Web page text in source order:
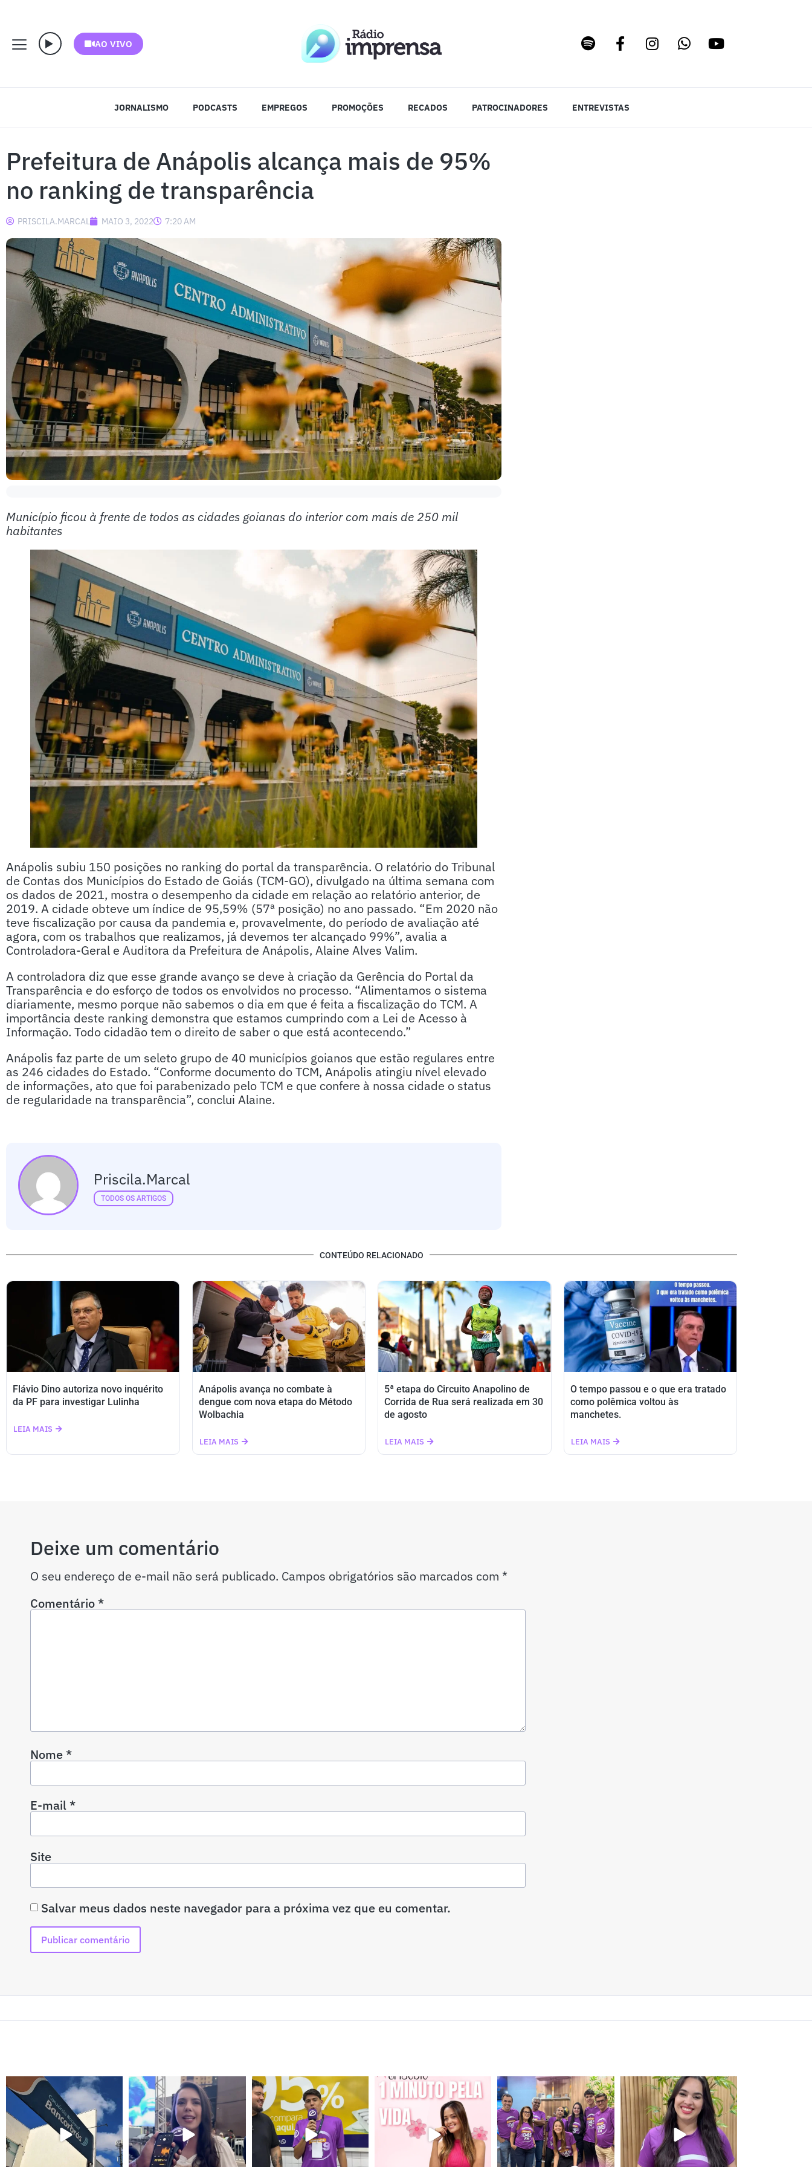
AO VIVO
JORNALISMO PODCASTS EMPREGOS PROMOÇÕES RECADOS PATROCINADORES ENTREVISTAS
Prefeitura de Anápolis alcança mais de 95%
no ranking de transparência
PRISCILA.MARCAL MAIO 3, 2022 7:20 AM
Município ficou à frente de todos as cidades goianas do interior com mais de 250 mil
habitantes
Anápolis subiu 150 posições no ranking do portal da transparência. O relatório do Tribunal
de Contas dos Municípios do Estado de Goiás (TCM-GO), divulgado na última semana com
os dados de 2021, mostra o desempenho da cidade em relação ao relatório anterior, de
2019. A cidade obteve um índice de 95,59% (57ª posição) no ano passado. “Em 2020 não
teve fiscalização por causa da pandemia e, provavelmente, do período de avaliação até
agora, com os trabalhos que realizamos, já devemos ter alcançado 99%”, avalia a
Controladora-Geral e Auditora da Prefeitura de Anápolis, Alaine Alves Valim.
A controladora diz que esse grande avanço se deve à criação da Gerência do Portal da
Transparência e do esforço de todos os envolvidos no processo. “Alimentamos o sistema
diariamente, mesmo porque não sabemos o dia em que é feita a fiscalização do TCM. A
importância deste ranking demonstra que estamos cumprindo com a Lei de Acesso à
Informação. Todo cidadão tem o direito de saber o que está acontecendo.”
Anápolis faz parte de um seleto grupo de 40 municípios goianos que estão regulares entre
as 246 cidades do Estado. “Conforme documento do TCM, Anápolis atingiu nível elevado
de informações, ato que foi parabenizado pelo TCM e que confere à nossa cidade o status
de regularidade na transparência”, conclui Alaine.
Priscila.marcal
TODOS OS ARTIGOS
CONTEÚDO RELACIONADO
Flávio Dino autoriza novo inquérito
da PF para investigar Lulinha
LEIA MAIS
Anápolis avança no combate à
dengue com nova etapa do Método
Wolbachia
LEIA MAIS
5ª etapa do Circuito Anapolino de
Corrida de Rua será realizada em 30
de agosto
LEIA MAIS
O tempo passou e o que era tratado
como polêmica voltou às
manchetes.
LEIA MAIS
Deixe um comentário
O seu endereço de e-mail não será publicado. Campos obrigatórios são marcados com *
Comentário*
Nome*
E-mail*
Site
Salvar meus dados neste navegador para a próxima vez que eu comentar.